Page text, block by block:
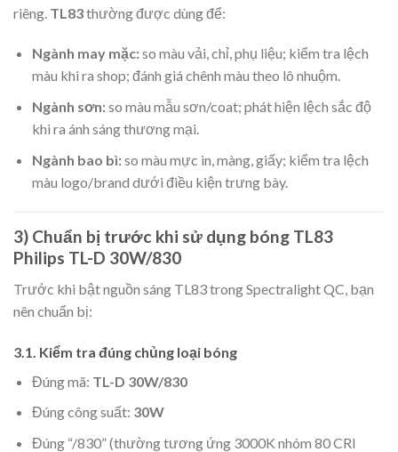
riêng. TL83thường được dùng để:
Ngành may mặc:so màu vải, chỉ, phụ liệu; kiểm tra lệch
màu khi ra shop; đánh giá chênh màu theo lô nhuộm.
Ngành sơn:so màu mẫu sơn/coat; phát hiện lệch sắc độ
khi ra ánh sáng thương mại.
Ngành bao bì:so màu mực in, màng, giấy; kiểm tra lệch
màu logo/brand dưới điều kiện trưng bày.
3) Chuẩn bị trước khi sử dụng bóng TL83
Philips TL-D 30W/830
Trước khi bật nguồn sáng TL83 trong Spectralight QC, bạn
nên chuẩn bị:
3.1. Kiểm tra đúng chủng loại bóng
Đúng mã: TL-D 30W/830
Đúng công suất: 30W
Đúng “/830” (thường tương ứng 3000K nhóm 80 CRI